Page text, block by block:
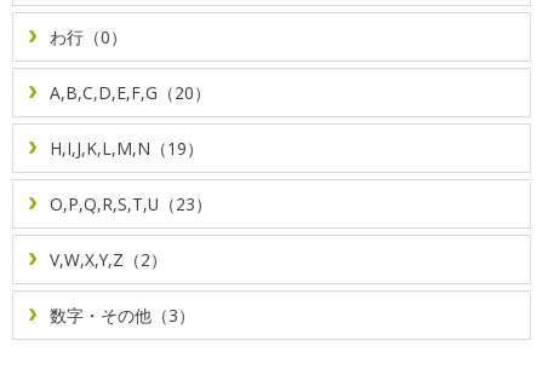
わ行（0）
A,B,C,D,E,F,G（20）
H,I,J,K,L,M,N（19）
O,P,Q,R,S,T,U（23）
V,W,X,Y,Z（2）
数字・その他（3）